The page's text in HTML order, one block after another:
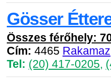
Gösser
Összes férőhely:
Cím: 4465 Rakamaz
Tel: (20) 417-0205,